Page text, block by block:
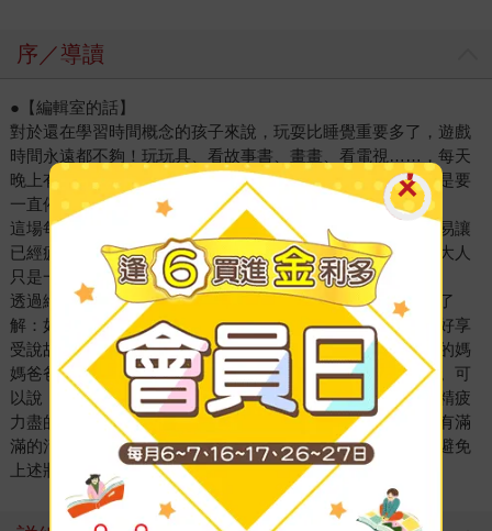
序／導讀
●【編輯室的話】
對於還在學習時間概念的孩子來說，玩耍比睡覺重要多了，遊戲
時間永遠都不夠！玩玩具、看故事書、畫畫、看電視……，每天
晚上有太多好玩的事情想要做了。但是，為什麼爸爸媽媽總是要
一直催促「早點睡」呢？一定要早點睡嗎？
這場每天都在上演的睡前大戰，如果缺乏良好溝通，不僅容易讓
已經疲憊的大人耐性盡失、甚至氣急敗壞；也會讓孩子覺得大人
只是一味的要求、自己的自由時間更被剝奪了！
透過繪本共讀，描繪生活日常，開啟親子對話，讓孩子具體了
解：如果沒有早點睡，隔天精神不繼，在幼兒園裡就無法好好享
受說故事時間、遊戲時間、午餐時間……，也讓無法早點睡的媽
媽爸爸上班沒精神、下班後也沒有力氣再陪伴孩子一起玩了。可
以說，沒有「早點睡」所引發的效應，可能是一場讓全家人精疲
力盡的惡性循環呢。反之，如果孩子們可以早點睡，不僅能有滿
滿的活力迎接新的一天，盡情享受每個活動的樂趣，更可以避免
上述狀況，讓親子關係正向循環。